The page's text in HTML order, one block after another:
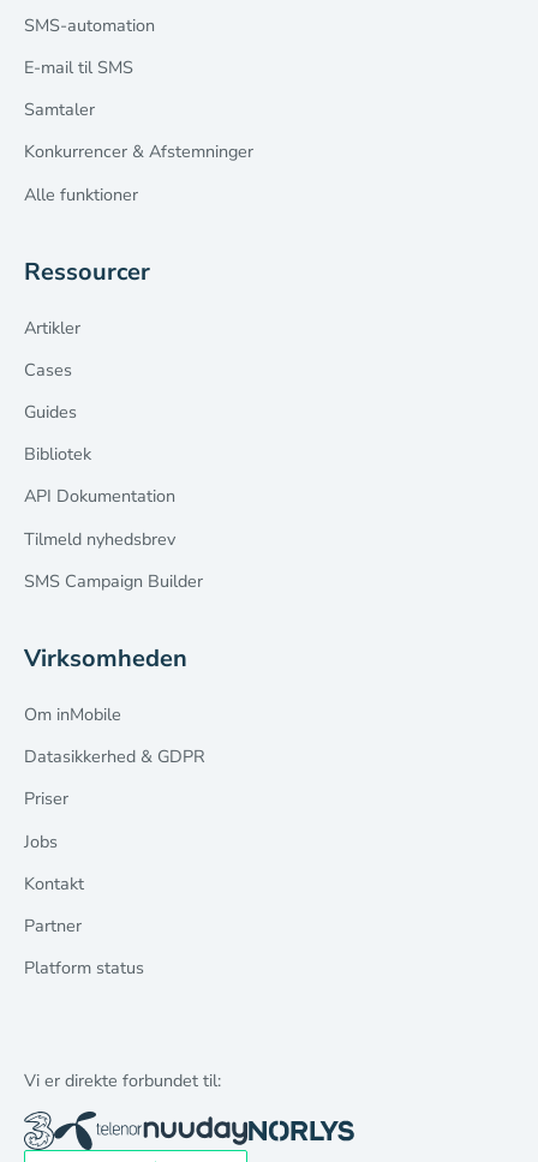
SMS-automation
E-mail til SMS
Samtaler
Konkurrencer & Afstemninger
Alle funktioner
Ressourcer
Artikler
Cases
Guides
Bibliotek
API Dokumentation
Tilmeld nyhedsbrev
SMS Campaign Builder
Virksomheden
Om inMobile
Datasikkerhed & GDPR
Priser
Jobs
Kontakt
Partner
Platform status
Vi er direkte forbundet til: